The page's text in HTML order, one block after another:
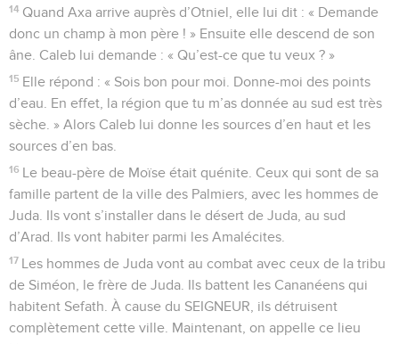
14 Quand Axa arrive auprès d’Otniel, elle lui dit : « Demande
donc un champ à mon père ! » Ensuite elle descend de son
âne. Caleb lui demande : « Qu’est-ce que tu veux ? »
15 Elle répond : « Sois bon pour moi. Donne-moi des points
d’eau. En effet, la région que tu m’as donnée au sud est très
sèche. » Alors Caleb lui donne les sources d’en haut et les
sources d’en bas.
16 Le beau-père de Moïse était quénite. Ceux qui sont de sa
famille partent de la ville des Palmiers, avec les hommes de
Juda. Ils vont s’installer dans le désert de Juda, au sud
d’Arad. Ils vont habiter parmi les Amalécites.
17 Les hommes de Juda vont au combat avec ceux de la tribu
de Siméon, le frère de Juda. Ils battent les Cananéens qui
habitent Sefath. À cause du SEIGNEUR, ils détruisent
complètement cette ville. Maintenant, on appelle ce lieu